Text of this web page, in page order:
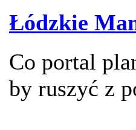
Łódzkie
Co portal
by ruszyć z